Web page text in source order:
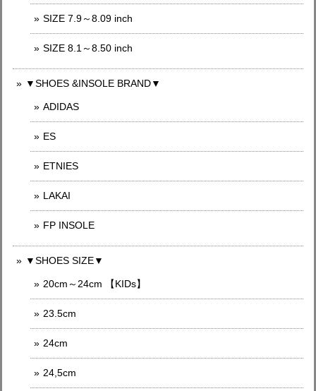
SIZE 7.9～8.09 inch
SIZE 8.1～8.50 inch
▼SHOES &INSOLE BRAND▼
ADIDAS
ES
ETNIES
LAKAI
FP INSOLE
▼SHOES SIZE▼
20cm～24cm 【KIDs】
23.5cm
24cm
24,5cm